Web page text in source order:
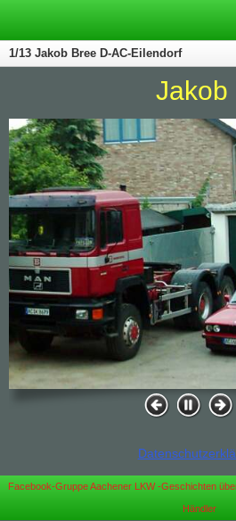
1/13 Jakob Bree D-AC-Eilendorf
Jakob
Facebook-Gruppe Aachener LKW -Geschichten
Händler